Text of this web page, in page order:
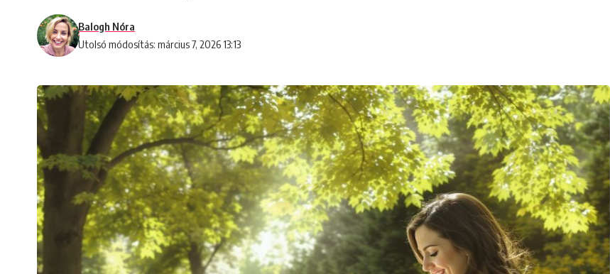
Utolsó módosítás: március 7, 2026 13:13
Balogh Nóra